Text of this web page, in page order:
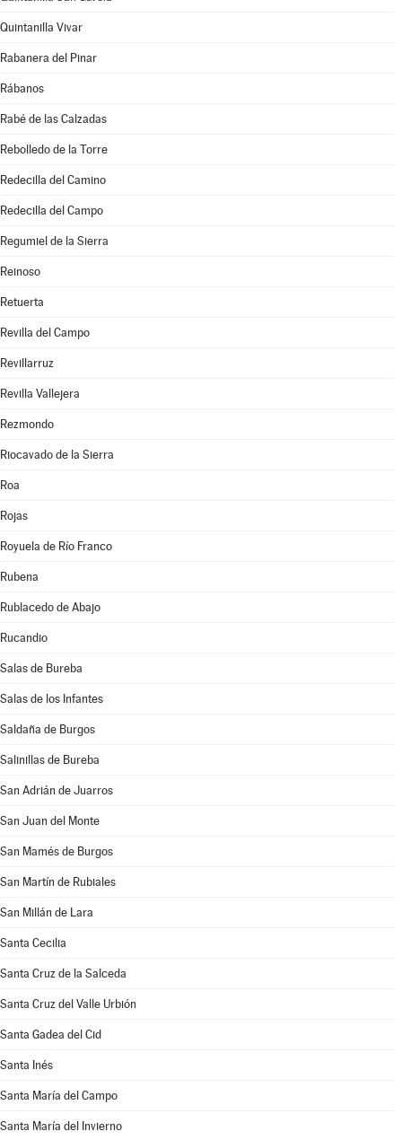
Quintanilla Vivar
Rabanera del Pinar
Rábanos
Rabé de las Calzadas
Rebolledo de la Torre
Redecilla del Camino
Redecilla del Campo
Regumiel de la Sierra
Reinoso
Retuerta
Revilla del Campo
Revillarruz
Revilla Vallejera
Rezmondo
Riocavado de la Sierra
Roa
Rojas
Royuela de Río Franco
Rubena
Rublacedo de Abajo
Rucandio
Salas de Bureba
Salas de los Infantes
Saldaña de Burgos
Salinillas de Bureba
San Adrián de Juarros
San Juan del Monte
San Mamés de Burgos
San Martín de Rubiales
San Millán de Lara
Santa Cecilia
Santa Cruz de la Salceda
Santa Cruz del Valle Urbión
Santa Gadea del Cid
Santa Inés
Santa María del Campo
Santa María del Invierno